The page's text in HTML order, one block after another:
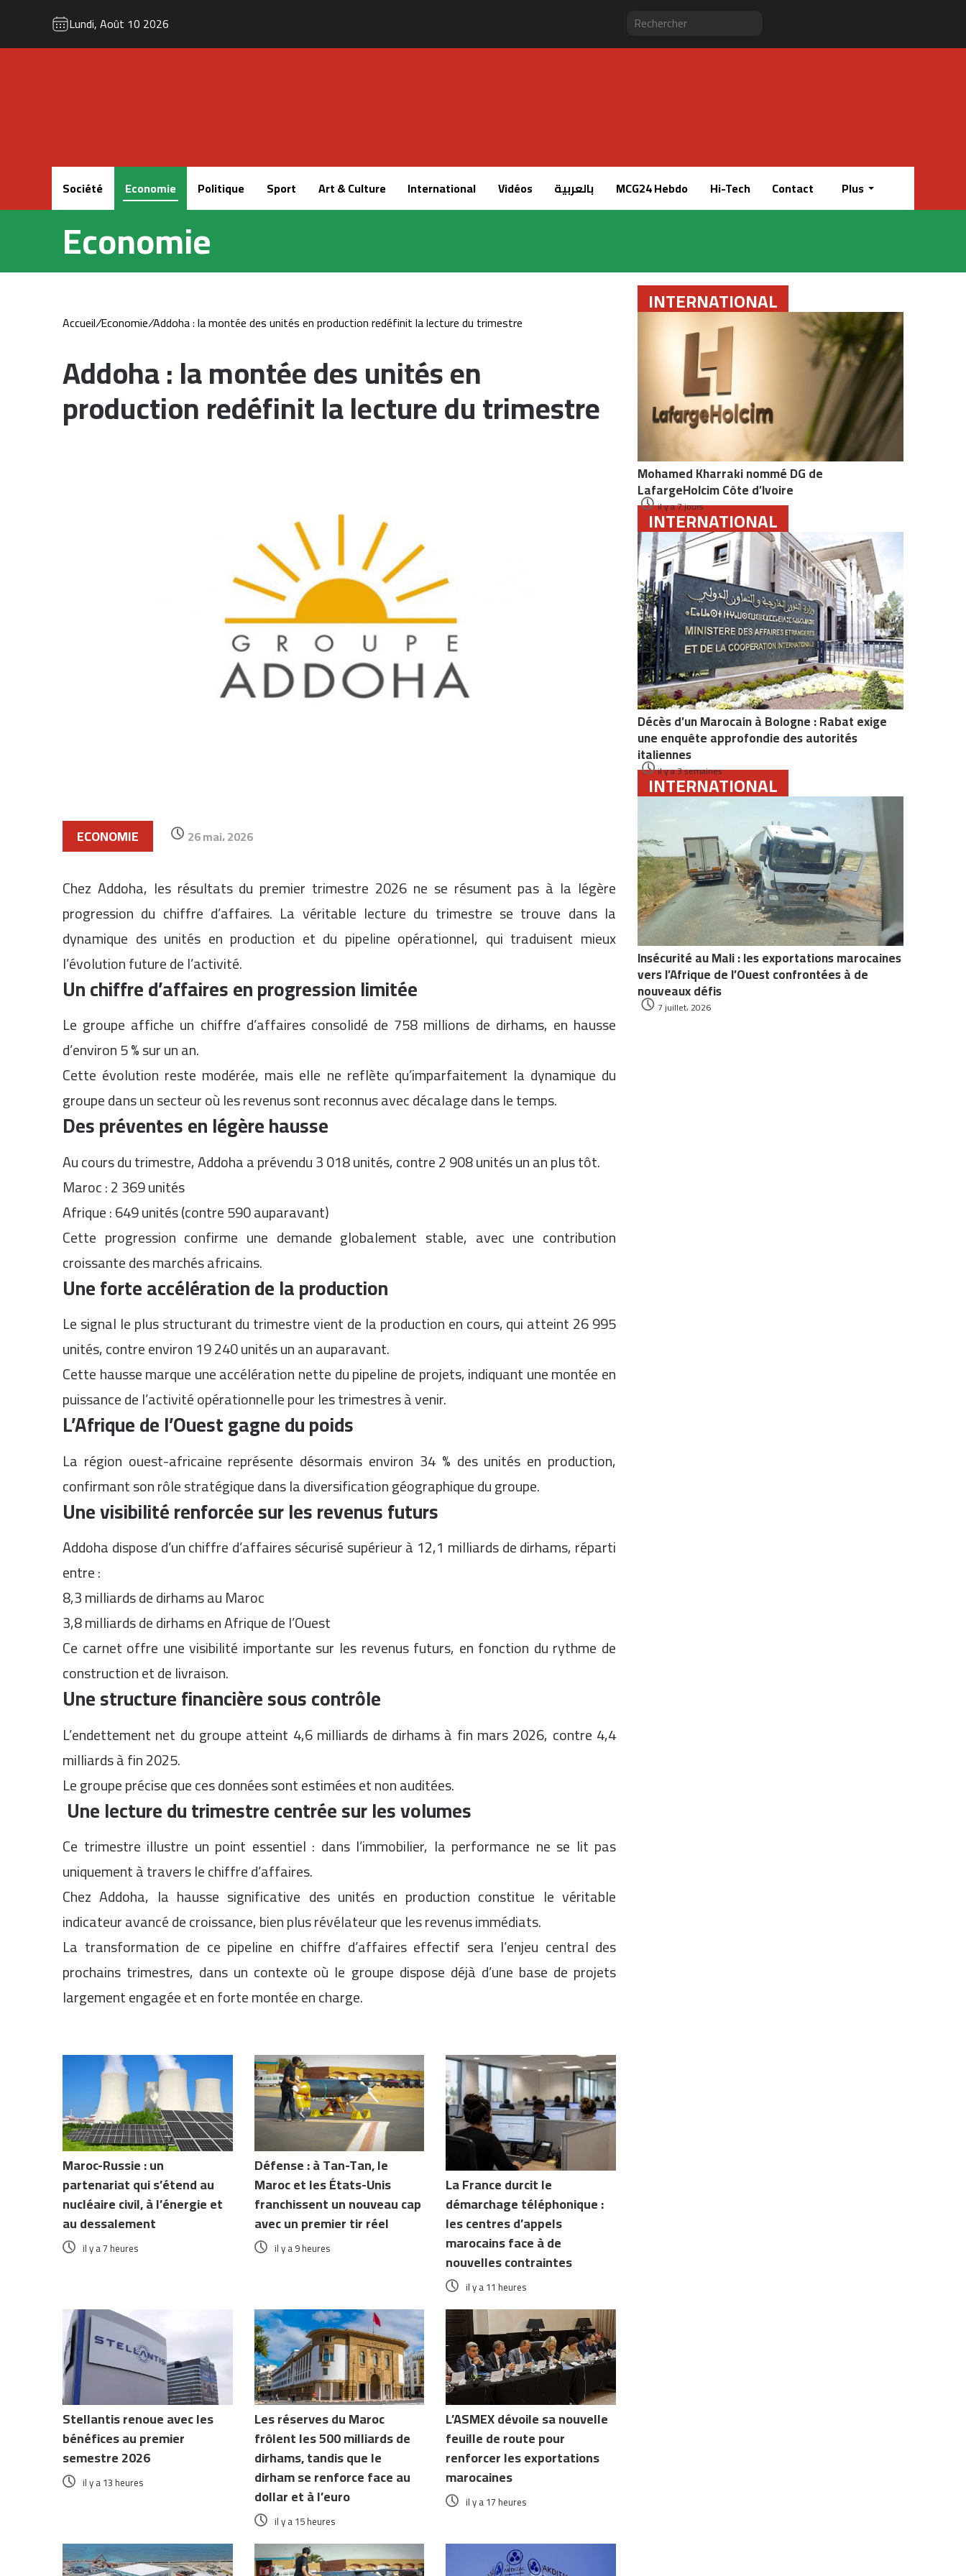
Lundi, Août 10 2026
(barre
Accueil
Société Economie Politique Sport Art & Culture International Vidéos بالعربية MCG24 Hebdo Hi-Tech Contact Plus
Economie
Accueil/Economie/Addoha : la montée des unités en production redéfinit la lecture du trimestre
Addoha : la montée des unités en
production redéfinit la lecture du trimestre
ECONOMIE 26 mai، 2026
Chez Addoha, les résultats du premier trimestre 2026 ne se résument pas à la légère
progression du chiffre d’affaires. La véritable lecture du trimestre se trouve dans la
dynamique des unités en production et du pipeline opérationnel, qui traduisent mieux
l’évolution future de l’activité.
Un chiffre d’affaires en progression limitée
Le groupe affiche un chiffre d’affaires consolidé de 758 millions de dirhams, en hausse
d’environ 5 % sur un an.
Cette évolution reste modérée, mais elle ne reflète qu’imparfaitement la dynamique du
groupe dans un secteur où les revenus sont reconnus avec décalage dans le temps.
Des préventes en légère hausse
Au cours du trimestre, Addoha a prévendu 3 018 unités, contre 2 908 unités un an plus tôt.
Maroc : 2 369 unités
Afrique : 649 unités (contre 590 auparavant)
Cette progression confirme une demande globalement stable, avec une contribution
croissante des marchés africains.
Une forte accélération de la production
Le signal le plus structurant du trimestre vient de la production en cours, qui atteint 26 995
unités, contre environ 19 240 unités un an auparavant.
Cette hausse marque une accélération nette du pipeline de projets, indiquant une montée en
puissance de l’activité opérationnelle pour les trimestres à venir.
L’Afrique de l’Ouest gagne du poids
La région ouest-africaine représente désormais environ 34 % des unités en production,
confirmant son rôle stratégique dans la diversification géographique du groupe.
Une visibilité renforcée sur les revenus futurs
Addoha dispose d’un chiffre d’affaires sécurisé supérieur à 12,1 milliards de dirhams, réparti
entre :
8,3 milliards de dirhams au Maroc
3,8 milliards de dirhams en Afrique de l’Ouest
Ce carnet offre une visibilité importante sur les revenus futurs, en fonction du rythme de
construction et de livraison.
Une structure financière sous contrôle
L’endettement net du groupe atteint 4,6 milliards de dirhams à fin mars 2026, contre 4,4
milliards à fin 2025.
Le groupe précise que ces données sont estimées et non auditées.
Une lecture du trimestre centrée sur les volumes
Ce trimestre illustre un point essentiel : dans l’immobilier, la performance ne se lit pas
uniquement à travers le chiffre d’affaires.
Chez Addoha, la hausse significative des unités en production constitue le véritable
indicateur avancé de croissance, bien plus révélateur que les revenus immédiats.
La transformation de ce pipeline en chiffre d’affaires effectif sera l’enjeu central des
prochains trimestres, dans un contexte où le groupe dispose déjà d’une base de projets
largement engagée et en forte montée en charge.
Maroc-Russie : un
partenariat qui s’étend au
nucléaire civil, à l’énergie et
au dessalement
il y a 7 heures
Défense : à Tan-Tan, le
Maroc et les États-Unis
franchissent un nouveau cap
avec un premier tir réel
il y a 9 heures
La France durcit le
démarchage téléphonique :
les centres d’appels
marocains face à de
nouvelles contraintes
il y a 11 heures
Stellantis renoue avec les
bénéfices au premier
semestre 2026
il y a 13 heures
Les réserves du Maroc
frôlent les 500 milliards de
dirhams, tandis que le
dirham se renforce face au
dollar et à l’euro
il y a 15 heures
L’ASMEX dévoile sa nouvelle
feuille de route pour
renforcer les exportations
marocaines
il y a 17 heures
INTERNATIONAL
Mohamed Kharraki nommé DG de
LafargeHolcim Côte d’Ivoire
il y a 7 jours
INTERNATIONAL
Décès d’un Marocain à Bologne : Rabat exige
une enquête approfondie des autorités
italiennes
il y a 3 semaines
INTERNATIONAL
Insécurité au Mali : les exportations marocaines
vers l’Afrique de l’Ouest confrontées à de
nouveaux défis
7 juillet، 2026